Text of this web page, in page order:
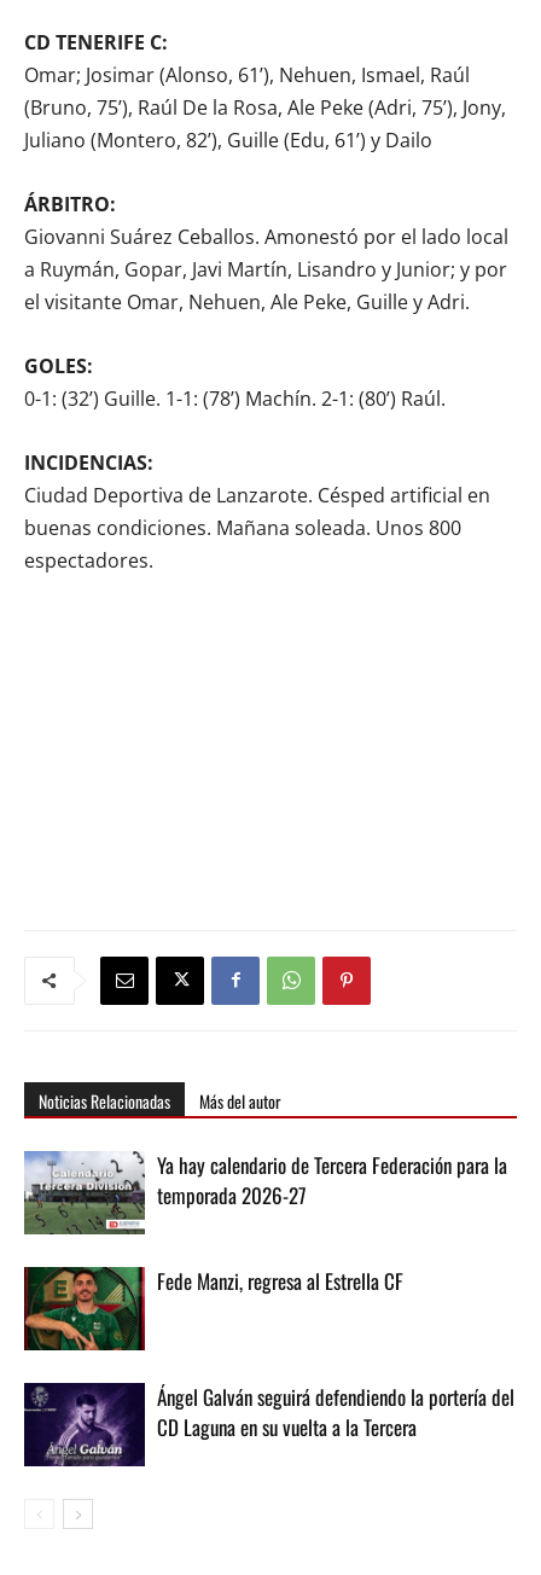
CD TENERIFE C:
Omar; Josimar (Alonso, 61’), Nehuen, Ismael, Raúl
(Bruno, 75’), Raúl De la Rosa, Ale Peke (Adri, 75’), Jony,
Juliano (Montero, 82’), Guille (Edu, 61’) y Dailo
ÁRBITRO:
Giovanni Suárez Ceballos. Amonestó por el lado local
a Ruymán, Gopar, Javi Martín, Lisandro y Junior; y por
el visitante Omar, Nehuen, Ale Peke, Guille y Adri.
GOLES:
0-1: (32’) Guille. 1-1: (78’) Machín. 2-1: (80’) Raúl.
INCIDENCIAS:
Ciudad Deportiva de Lanzarote. Césped artificial en
buenas condiciones. Mañana soleada. Unos 800
espectadores.
Noticias Relacionadas Más del autor
Ya hay calendario de Tercera Federación para la
temporada 2026-27
Fede Manzi, regresa al Estrella CF
Ángel Galván seguirá defendiendo la portería del
CD Laguna en su vuelta a la Tercera